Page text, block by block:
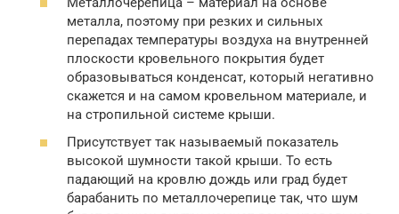
металла, поэтому при резких и сильных
перепадах температуры воздуха на внутренней
плоскости кровельного покрытия будет
образовываться конденсат, который негативно
скажется и на самом кровельном материале, и
на стропильной системе крыши.
Присутствует так называемый показатель
высокой шумности такой крыши. То есть
падающий на кровлю дождь или град будет
барабанить по металлочерепице так, что шум